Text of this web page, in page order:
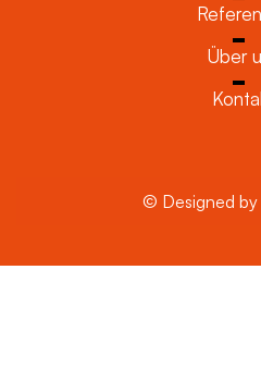
Über
© Designed by